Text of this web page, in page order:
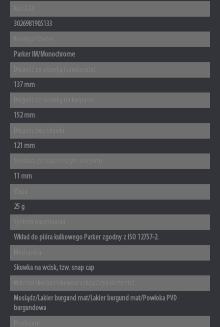
3026981905133
Parker IM/Monochrome
137 mm
152 mm
121 mm
11 mm
25 g
Wkład do pióra kulkowego Parker zgodny z ISO 12757-2.
Skuwka na wcisk, tzw. snap cap
Mosiądz/Lakier burgund mat/Lakier burgund mat/Powłoka PVD
burgundowa